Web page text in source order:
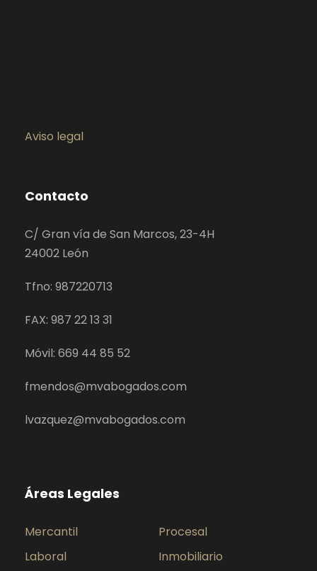
Aviso legal
Contacto
C/ Gran vía de San Marcos, 23-4H
24002 León
Tfno: 987220713
FAX: 987 22 13 31
Móvil: 669 44 85 52
fmendos@mvabogados.com
lvazquez@mvabogados.com
Áreas Legales
Mercantil
Procesal
Laboral
Inmobiliario